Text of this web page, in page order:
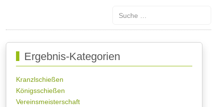
Ergebnis-Kategorien
Kranzlschießen
Königsschießen
Vereinsmeisterschaft